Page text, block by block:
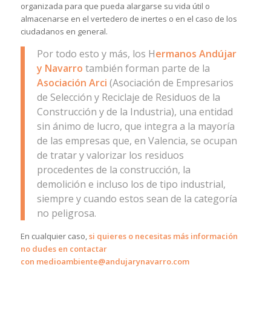
organizada para que pueda alargarse su vida útil o
almacenarse en el vertedero de inertes o en el caso de los
ciudadanos en general.
Por todo esto y más, los Hermanos Andújar
y Navarro también forman parte de la
Asociación Arci (Asociación de Empresarios
de Selección y Reciclaje de Residuos de la
Construcción y de la Industria), una entidad
sin ánimo de lucro, que integra a la mayoría
de las empresas que, en Valencia, se ocupan
de tratar y valorizar los residuos
procedentes de la construcción, la
demolición e incluso los de tipo industrial,
siempre y cuando estos sean de la categoría
no peligrosa.
En cualquier caso,si quieres o necesitas más información
no dudes en contactar
con medioambiente@andujarynavarro.com